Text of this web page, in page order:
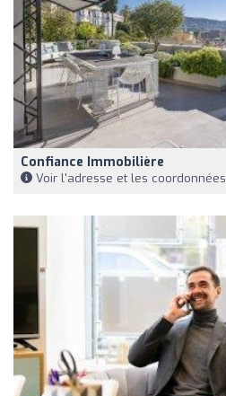
Confiance Immobilière
Voir l'adresse et les coordonnées